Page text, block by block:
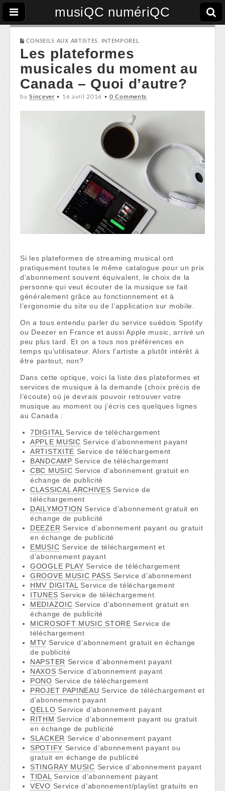
musiQC numériQC
CONSEILS AUX ARTISTES INTEMPOREL
Les plateformes
musicales du moment au
Canada – Quoi d’autre?
bySincever• 16 avril 2016 •0 Comments
Si les plateformes de streaming musical ont
pratiquement toutes le même catalogue pour un prix
d’abonnement souvent équivalent, le choix de la
personne qui veut écouter de la musique se fait
généralement grâce au fonctionnement et à
l’ergonomie du site ou de l’application sur mobile.
On a tous entendu parler du service suédois Spotify
ou Deezer en France et aussi Apple music, arrivé un
peu plus tard. Et on a tous nos préférences en
temps qu’utilisateur. Alors l’artiste a plutôt intérêt à
être partout, non?
Dans cette optique, voici la liste des plateformes et
services de musique à la demande (choix précis de
l’écoute) où je devrais pouvoir retrouver votre
musique au moment ou j’écris ces quelques lignes
au Canada :
7DIGITAL
Service de téléchargement
APPLE MUSIC Service d’abonnement payant
ARTISTXITE Service de téléchargement
BANDCAMP Service de téléchargement
CBC MUSIC Service d’abonnement gratuit en
échange de publicité
CLASSICAL ARCHIVES Service de
téléchargement
DAILYMOTION Service d’abonnement gratuit en
échange de publicité
DEEZER Service d’abonnement payant ou gratuit
en échange de publicité
EMUSIC Service de téléchargement et
d’abonnement payant
GOOGLE PLAY Service de téléchargement
GROOVE MUSIC PASS Service d’abonnement
HMV DIGITAL
Service de téléchargement
ITUNES Service de téléchargement
MEDIAZOIC Service d’abonnement gratuit en
échange de publicité
MICROSOFT MUSIC STORE Service de
téléchargement
MTV Service d’abonnement gratuit en échange
de publicité
NAPSTER Service d’abonnement payant
NAXOS Service d’abonnement payant
PONO Service de téléchargement
PROJET PAPINEAU Service de téléchargement et
d’abonnement payant
QELLO Service d’abonnement payant
RITHM Service d’abonnement payant ou gratuit
en échange de publicité
SLACKER Service d’abonnement payant
SPOTIFY Service d’abonnement payant ou
gratuit en échange de publicité
STINGRAY MUSIC Service d’abonnement payant
TIDAL
Service d’abonnement payant
VEVO Service d’abonnement/playlist gratuits en